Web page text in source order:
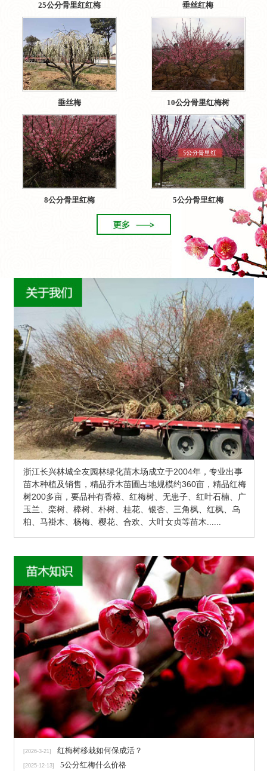
25公分骨里红红梅 垂丝红梅
垂丝梅 10公分骨里红梅树
8公分骨里红梅 5公分骨里红梅
浙江长兴林城全友园林绿化苗木场成立于2004年，专业出事
苗木种植及销售，精品乔木苗圃占地规模约360亩，精品红梅
树200多亩，要品种有香樟、红梅树、无患子、红叶石楠、广
玉兰、栾树、榉树、朴树、桂花、银杏、三角枫、红枫、乌
桕、马褂木、杨梅、樱花、合欢、大叶女贞等苗木......
[2026-3-21] 红梅树移栽如何保成活？
[2025-12-13] 5公分红梅什么价格